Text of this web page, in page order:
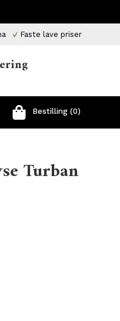
Faste lave priser
Bestilling (0)
Turban